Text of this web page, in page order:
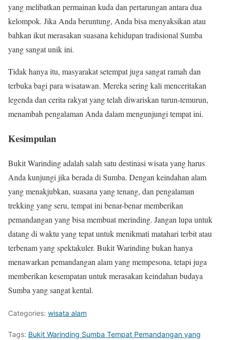
yang melibatkan permainan kuda dan pertarungan antara dua
kelompok. Jika Anda beruntung, Anda bisa menyaksikan atau
bahkan ikut merasakan suasana kehidupan tradisional Sumba
yang sangat unik ini.
Tidak hanya itu, masyarakat setempat juga sangat ramah dan
terbuka bagi para wisatawan. Mereka sering kali menceritakan
legenda dan cerita rakyat yang telah diwariskan turun-temurun,
menambah pengalaman Anda dalam mengunjungi tempat ini.
Kesimpulan
Bukit Warinding adalah salah satu destinasi wisata yang harus
Anda kunjungi jika berada di Sumba. Dengan keindahan alam
yang menakjubkan, suasana yang tenang, dan pengalaman
trekking yang seru, tempat ini benar-benar memberikan
pemandangan yang bisa membuat merinding. Jangan lupa untuk
datang di waktu yang tepat untuk menikmati matahari terbit atau
terbenam yang spektakuler. Bukit Warinding bukan hanya
menawarkan pemandangan alam yang mempesona, tetapi juga
memberikan kesempatan untuk merasakan keindahan budaya
Sumba yang sangat kental.
Categories: wisata alam
Tags: Bukit Warinding Sumba Tempat Pemandangan yang